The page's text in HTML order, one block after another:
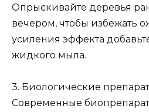
Опрыскивайте деревья
вечером, чтобы избежать
усиления эффекта
жидкого мыла.
3. Биологические
Современные